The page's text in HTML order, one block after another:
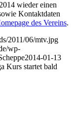
wieder einen
Kontaktdaten
des Vereins.
2011/06/mtv.jpg
wp-
2014-01-13
Kurs startet bald